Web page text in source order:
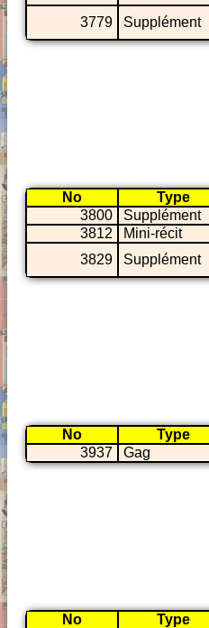
3779 Supplément
No Type
3800
Supplément
3812
Mini-récit
3829
Supplément
No Type
3937
Gag
No Type